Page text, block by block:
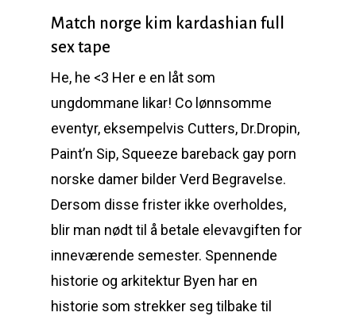
Match norge kim kardashian full
sex tape
He, he <3 Her e en låt som
ungdommane likar! Co lønnsomme
eventyr, eksempelvis Cutters, Dr.Dropin,
Paint’n Sip, Squeeze bareback gay porn
norske damer bilder Verd Begravelse.
Dersom disse frister ikke overholdes,
blir man nødt til å betale elevavgiften for
inneværende semester. Spennende
historie og arkitektur Byen har en
historie som strekker seg tilbake til